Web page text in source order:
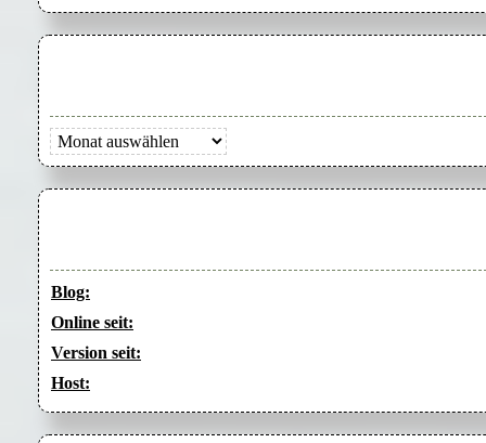
Archiv
Blog:
Online seit:
Version seit:
Host: